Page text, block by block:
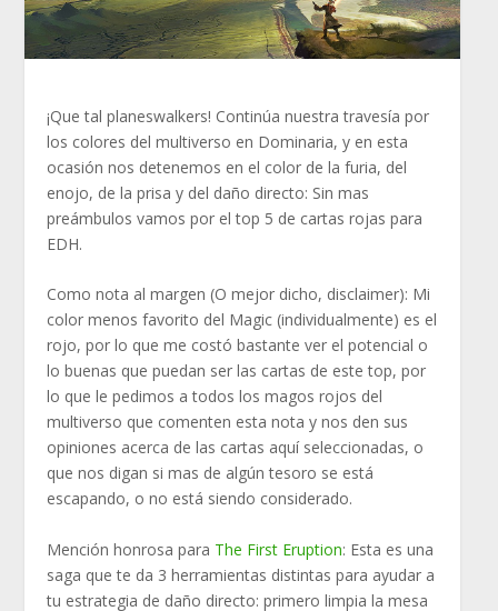
¡Que tal planeswalkers! Continúa nuestra travesía por
los colores del multiverso en Dominaria, y en esta
ocasión nos detenemos en el color de la furia, del
enojo, de la prisa y del daño directo: Sin mas
preámbulos vamos por el top 5 de cartas rojas para
EDH.
Como nota al margen (O mejor dicho, disclaimer): Mi
color menos favorito del Magic (individualmente) es el
rojo, por lo que me costó bastante ver el potencial o
lo buenas que puedan ser las cartas de este top, por
lo que le pedimos a todos los magos rojos del
multiverso que comenten esta nota y nos den sus
opiniones acerca de las cartas aquí seleccionadas, o
que nos digan si mas de algún tesoro se está
escapando, o no está siendo considerado.
Mención honrosa para The First Eruption: Esta es una
saga que te da 3 herramientas distintas para ayudar a
tu estrategia de daño directo: primero limpia la mesa